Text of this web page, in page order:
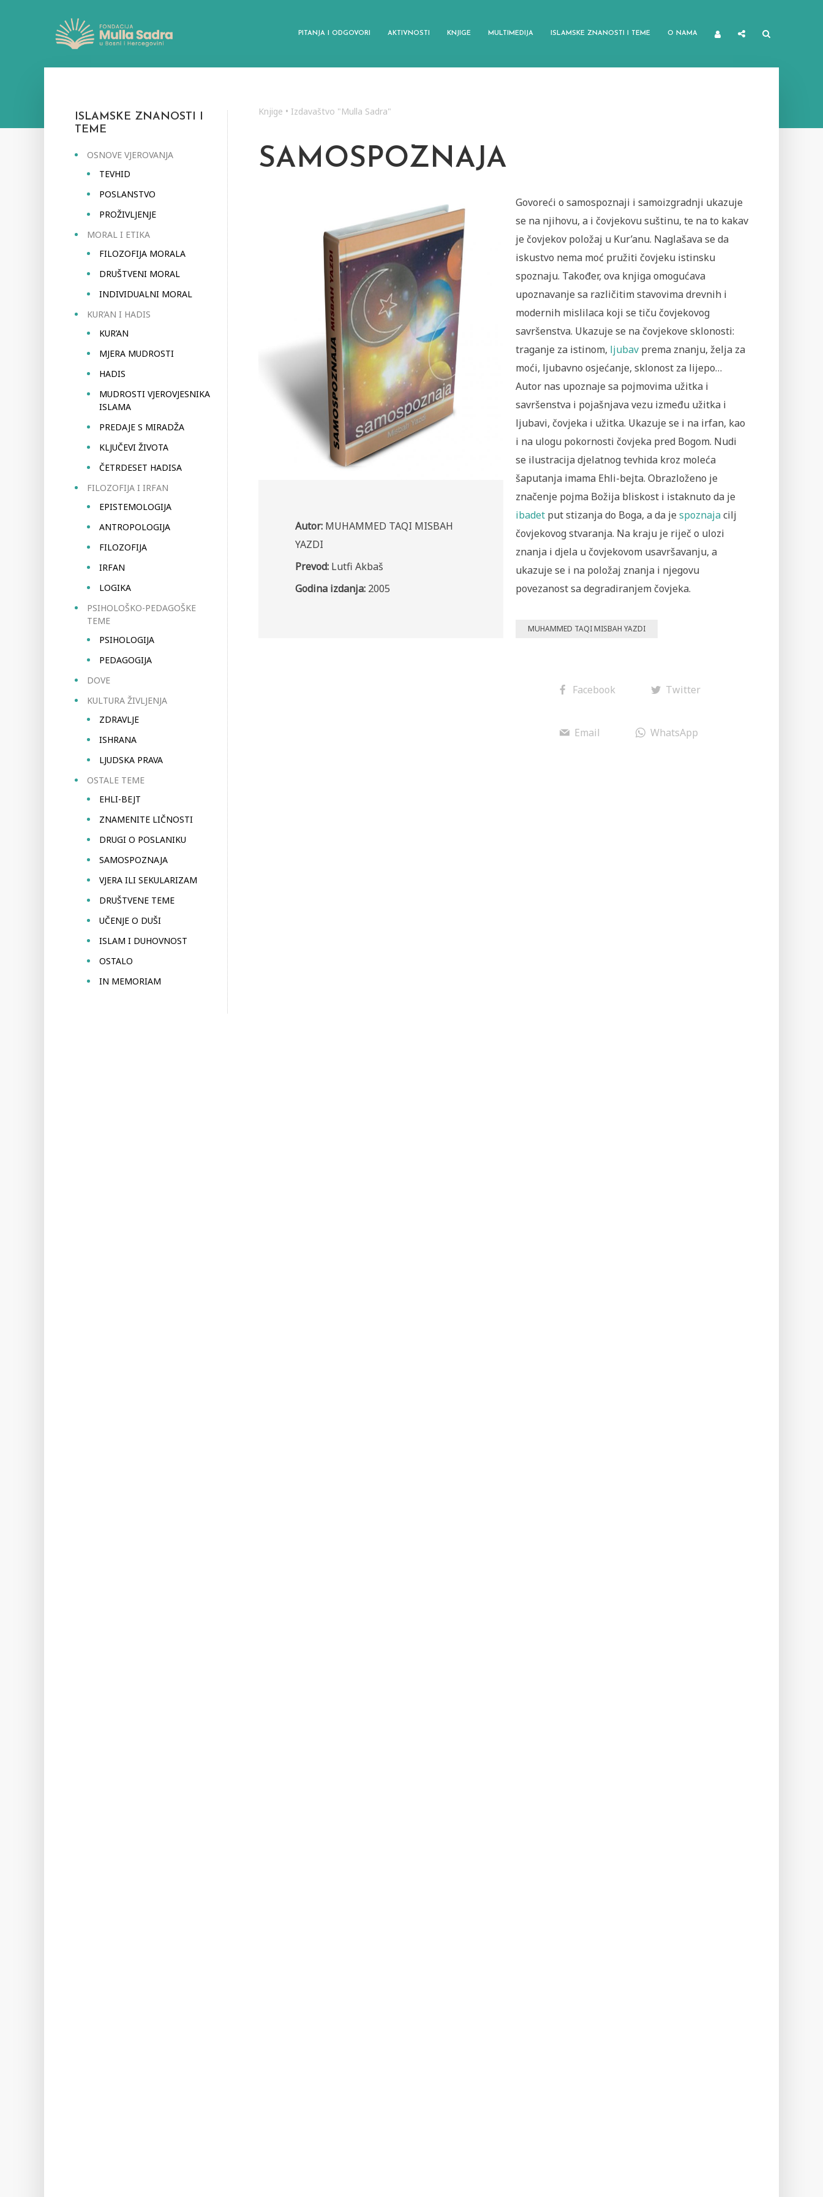
PITANJA I ODGOVORI AKTIVNOSTI KNJIGE MULTIMEDIJA ISLAMSKE ZNANOSTI I TEME O NAMA
ISLAMSKE ZNANOSTI I
TEME
OSNOVE VJEROVANJA
TEVHID
POSLANSTVO
PROŽIVLJENJE
MORAL I ETIKA
FILOZOFIJA MORALA
DRUŠTVENI MORAL
INDIVIDUALNI MORAL
KUR’AN I HADIS
KUR’AN
MJERA MUDROSTI
HADIS
MUDROSTI VJEROVJESNIKA
ISLAMA
PREDAJE S MIRADŽA
KLJUČEVI ŽIVOTA
ČETRDESET HADISA
FILOZOFIJA I IRFAN
EPISTEMOLOGIJA
ANTROPOLOGIJA
FILOZOFIJA
IRFAN
LOGIKA
PSIHOLOŠKO-PEDAGOŠKE
TEME
PSIHOLOGIJA
PEDAGOGIJA
DOVE
KULTURA ŽIVLJENJA
ZDRAVLJE
ISHRANA
LJUDSKA PRAVA
OSTALE TEME
EHLI-BEJT
ZNAMENITE LIČNOSTI
DRUGI O POSLANIKU
SAMOSPOZNAJA
VJERA ILI SEKULARIZAM
DRUŠTVENE TEME
UČENJE O DUŠI
ISLAM I DUHOVNOST
OSTALO
IN MEMORIAM
Knjige • Izdavaštvo "Mulla Sadra"
SAMOSPOZNAJA
Autor: MUHAMMED TAQI MISBAH
YAZDI
Prevod: Lutfi Akbaš
Godina izdanja: 2005
Govoreći o samospoznaji i samoizgradnji ukazuje
se na njihovu, a i čovjekovu suštinu, te na to kakav
je čovjekov položaj u Kur’anu. Naglašava se da
iskustvo nema moć pružiti čovjeku istinsku
spoznaju. Također, ova knjiga omogućava
upoznavanje sa različitim stavovima drevnih i
modernih mislilaca koji se tiču čovjekovog
savršenstva. Ukazuje se na čovjekove sklonosti:
traganje za istinom, ljubav prema znanju, želja za
moći, ljubavno osjećanje, sklonost za lijepo…
Autor nas upoznaje sa pojmovima užitka i
savršenstva i pojašnjava vezu između užitka i
ljubavi, čovjeka i užitka. Ukazuje se i na irfan, kao
i na ulogu pokornosti čovjeka pred Bogom. Nudi
se ilustracija djelatnog tevhida kroz moleća
šaputanja imama Ehli-bejta. Obrazloženo je
značenje pojma Božija bliskost i istaknuto da je
ibadet put stizanja do Boga, a da je spoznajacilj
čovjekovog stvaranja. Na kraju je riječ o ulozi
znanja i djela u čovjekovom usavršavanju, a
ukazuje se i na položaj znanja i njegovu
povezanost sa degradiranjem čovjeka.
MUHAMMED TAQI MISBAH YAZDI
Facebook Twitter
Email WhatsApp